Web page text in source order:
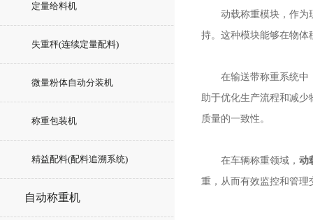
定量给料机
失重秤(连续定量配料)
微量粉体自动分装机
称重包装机
精益配料(配料追溯系统)
自动称重机
动载称重模块，作为现
持。这种模块能够在物体
在输送带称重系统中，
助于优化生产流程和减少
质量的一致性。
在车辆称重领域， 动
重，从而有效监控和管理